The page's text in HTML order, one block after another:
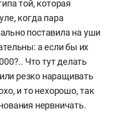
той, которая
когда пара
поставила на уши
а если бы их
Что тут делать
резко наращивать
и то нехорошо, так
нервничать.